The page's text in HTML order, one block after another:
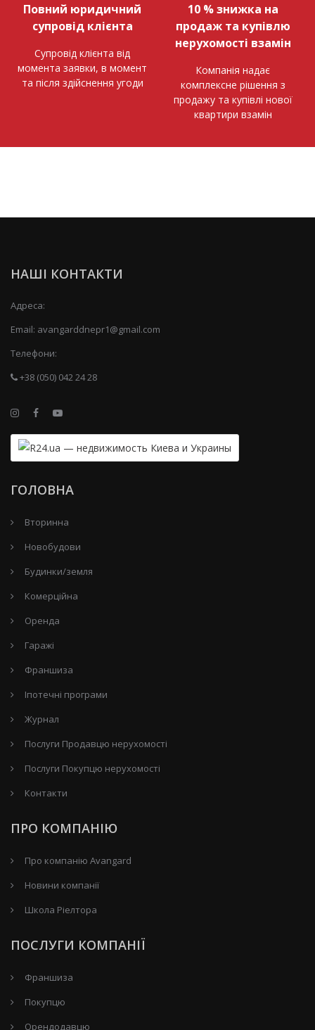
Повний юридичний
супровід клієнта
Супровід клієнта від
момента заявки, в момент
та після здійснення угоди
10 % знижка на
продаж та купівлю
нерухомості взамін
Компанія надає
комплексне рішення з
продажу та купівлі нової
квартири взамін
НАШІ КОНТАКТИ
Адреса:
Email: avangarddnepr1@gmail.com
Телефони:
+38 (050) 042 24 28
ГОЛОВНА
Вторинна
Новобудови
Будинки/земля
Комерційна
Оренда
Гаражі
Франшиза
Іпотечні програми
Журнал
Послуги Продавцю нерухомості
Послуги Покупцю нерухомості
Контакти
ПРО КОМПАНІЮ
Про компанію Avangard
Новини компанії
Школа Ріелтора
ПОСЛУГИ КОМПАНІЇ
Франшиза
Покупцю
Орендодавцю